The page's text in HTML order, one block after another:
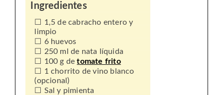
Ingredientes
1,5 de cabracho entero y
limpio
6 huevos
250 ml de nata líquida
100 g detomate frito
1 chorrito de vino blanco
(opcional)
Sal y pimienta